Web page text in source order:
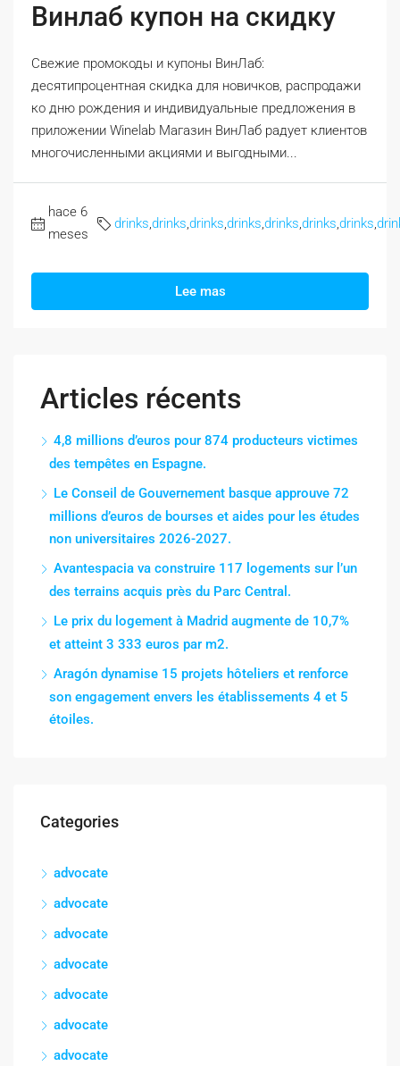
Винлаб купон на скидку
Свежие промокоды и купоны ВинЛаб:
десятипроцентная скидка для новичков, распродажи
ко дню рождения и индивидуальные предложения в
приложении Winelab Магазин ВинЛаб радует клиентов
многочисленными акциями и выгодными...
hace 6
meses
drinks drinks drinks drinks drinks drinks drinks
Lee mas
Articles récents
4,8 millions d’euros pour 874 producteurs victimes
des tempêtes en Espagne.
Le Conseil de Gouvernement basque approuve 72
millions d’euros de bourses et aides pour les études
non universitaires 2026-2027.
Avantespacia va construire 117 logements sur l’un
des terrains acquis près du Parc Central.
Le prix du logement à Madrid augmente de 10,7%
et atteint 3 333 euros par m2.
Aragón dynamise 15 projets hôteliers et renforce
son engagement envers les établissements 4 et 5
étoiles.
Categories
advocate
advocate
advocate
advocate
advocate
advocate
advocate